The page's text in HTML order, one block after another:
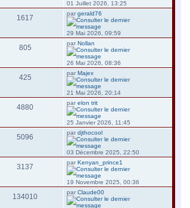
01 Juillet 2026, 13:25
1617
par gerald76
29 Mai 2026, 09:59
805
par Nollan
26 Mai 2026, 08:36
425
par Majex
21 Mai 2026, 20:14
4880
par elon trit
25 Janvier 2026, 11:45
5096
par djthocool
03 Décembre 2025, 22:50
3137
par Kenyan_prince1
19 Novembre 2025, 00:36
134010
par Claude00